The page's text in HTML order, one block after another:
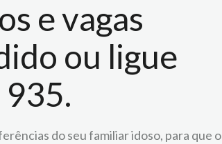
e vagas
ou ligue
do seu familiar idoso, para que o